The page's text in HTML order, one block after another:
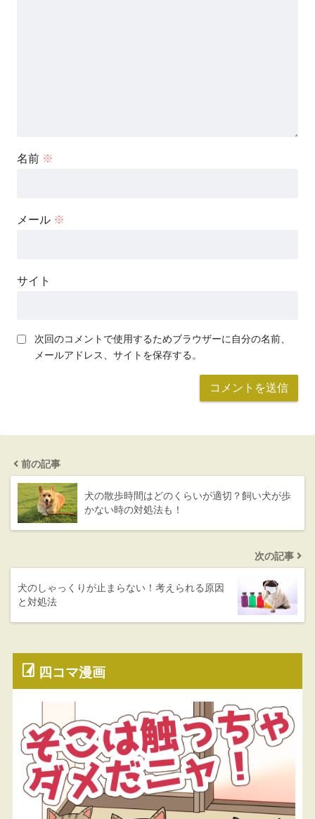
名前 ※
メール ※
サイト
次回のコメントで使用するためブラウザーに自分の名前、
メールアドレス、サイトを保存する。
前の記事
犬の散歩時間はどのくらいが適切？飼い犬が歩
かない時の対処法も！
次の記事
犬のしゃっくりが止まらない！考えられる原因
と対処法
四コマ漫画